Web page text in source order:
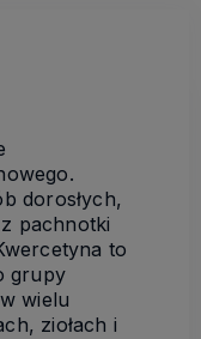
dorosłych,
pachnotki
to
grupy
wielu
ziołach i